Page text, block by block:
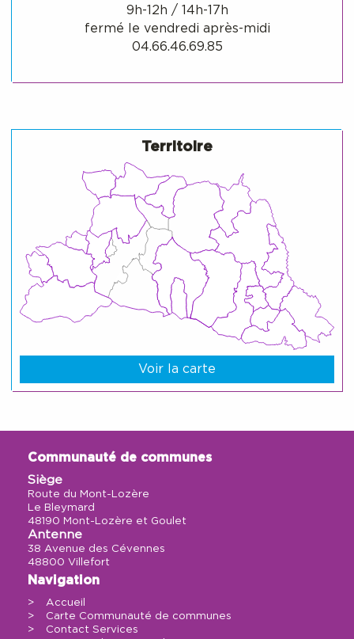
9h-12h / 14h-17h
fermé le vendredi après-midi
04.66.46.69.85
Territoire
Voir la carte
Communauté de communes
Siège
Route du Mont-Lozère
Le Bleymard
48190 Mont-Lozère et Goulet
Antenne
38 Avenue des Cévennes
48800 Villefort
Navigation
Accueil
Carte Communauté de communes
Contact Services